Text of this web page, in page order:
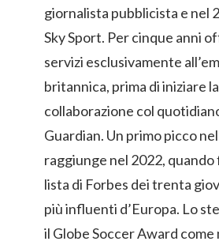
giornalista pubblicista e nel
Sky Sport. Per cinque anni
servizi esclusivamente
britannica, prima di iniziare la
collaborazione col
Guardian. Un primo picco
raggiunge nel 2022, quando
lista di Forbes dei trenta
più influenti d’Europa. Lo
il Globe Soccer Award come